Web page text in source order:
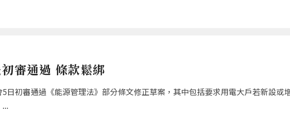
審通過 條款鬆綁
日初審通過《能源管理法》部分條文修正草案，其中包括要求用電大戶若新設或